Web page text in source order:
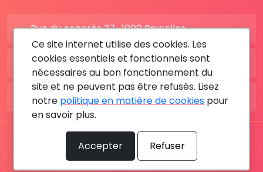
Rue du congrès 37 , 1000 Bruxelles
BE: +32 28080227
FR: +33 183642895
Tous les droits sont réservés © 2026 RDV MÉDICAL By
MediaSatCom
Ce site internet utilise des cookies. Les
cookies essentiels et fonctionnels sont
nécessaires au bon fonctionnement du
site et ne peuvent pas être refusés. Lisez
notre politique en matière de cookies pour
en savoir plus.
Accepter Refuser